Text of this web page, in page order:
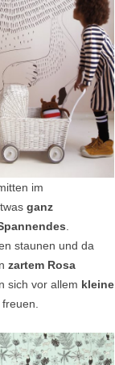
im
ganz
staunen und da
zartem Rosa
sich vor allem kleine